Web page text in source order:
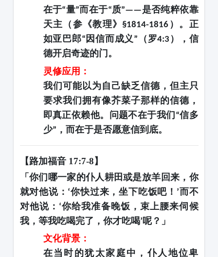
在于“量”而在于“质”——是否纯粹依靠
天主（参《教理》 §1814-1816 ）。正
如亚巴郎“ 因信而成义” （罗4:3 ），信
德开启奇迹的门。
灵修应用：
我们可能以为自己缺乏信德，但主只
要求我们拥有像芥菜子那样的信德，
即真正依赖他。问题不在于我们 “信多
少” ，而在于是否愿意信到底。
【路加福音 17:7-8】
「你们哪一家的仆人耕田或是放羊回来，你
就对他说： ‘你快过来，坐下吃饭吧！ ’而不
对他说： ‘你给我准备晚饭，束上腰来伺候
我，等我吃喝完了，你才吃喝’呢？」
文化背景：
在当时的犹太家庭中，仆人地位卑